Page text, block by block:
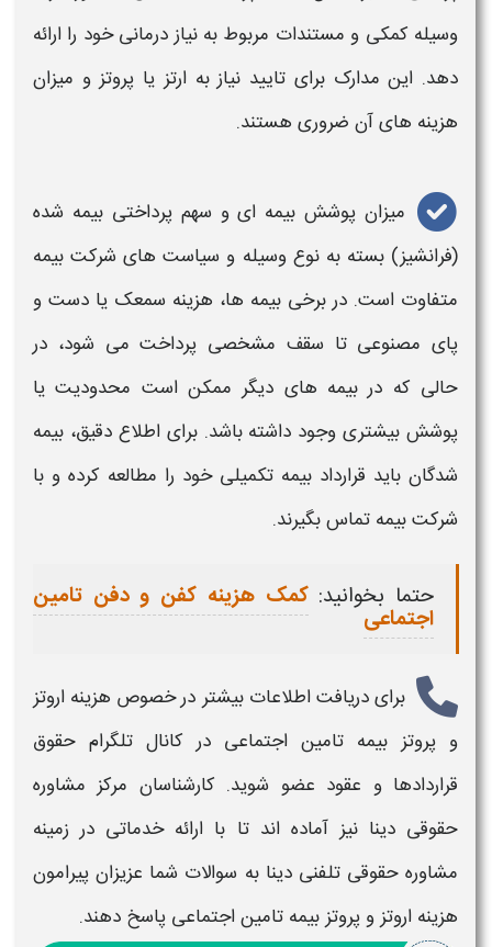
وسیله کمکی و مستندات مربوط به نیاز درمانی خود را ارائه
دهد. این مدارک برای تایید نیاز بهارتز یا پروتزو میزان
هزینه‌ های آن ضروری هستند.
میزان پوشش بیمه‌ ای و سهم پرداختی بیمه‌ شده
(فرانشیز) بسته به نوع وسیله و سیاست‌ های شرکت بیمه
متفاوت است. در برخی بیمه‌ ها، هزینه سمعک یا دست و
پای مصنوعی تا سقف مشخصی پرداخت می‌ شود، در
حالی که در بیمه‌ های دیگر ممکن است محدودیت یا
پوشش بیشتری وجود داشته باشد. برای اطلاع دقیق، بیمه‌
شدگان باید قرارداد بیمه تکمیلی خود را مطالعه کرده و با
شرکت بیمه تماس بگیرند.
حتما بخوانید:کمک هزینه کفن و دفن تامین
اجتماعی
برای دریافت اطلاعات بیشتر در خصوص هزینه اروتز
و پروتز بیمه تامین اجتماعی در کانال تلگرام حقوق
قراردادها و عقود عضو شوید. کارشناسان مرکز مشاوره
حقوقی دینا نیز آماده اند تا با ارائه خدماتی در زمینه
مشاوره حقوقی تلفنی دینا به سوالات شما عزیزان پیرامون
هزینه اروتز و پروتز بیمه تامین اجتماعی پاسخ دهند.